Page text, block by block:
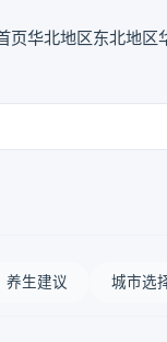
页华北地区东北地区
养生建议 城市选